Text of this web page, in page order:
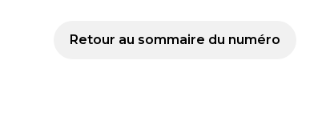
Retour au sommaire du numéro